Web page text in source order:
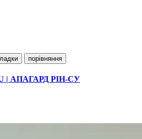
порівняння
| АПАГАРД РІН-СУ